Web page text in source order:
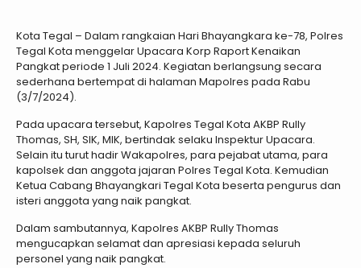
Kota Tegal – Dalam rangkaian Hari Bhayangkara ke-78, Polres
Tegal Kota menggelar Upacara Korp Raport Kenaikan
Pangkat periode 1 Juli 2024. Kegiatan berlangsung secara
sederhana bertempat di halaman Mapolres pada Rabu
(3/7/2024).
Pada upacara tersebut, Kapolres Tegal Kota AKBP Rully
Thomas, SH, SIK, MIK, bertindak selaku Inspektur Upacara.
Selain itu turut hadir Wakapolres, para pejabat utama, para
kapolsek dan anggota jajaran Polres Tegal Kota. Kemudian
Ketua Cabang Bhayangkari Tegal Kota beserta pengurus dan
isteri anggota yang naik pangkat.
Dalam sambutannya, Kapolres AKBP Rully Thomas
mengucapkan selamat dan apresiasi kepada seluruh
personel yang naik pangkat.